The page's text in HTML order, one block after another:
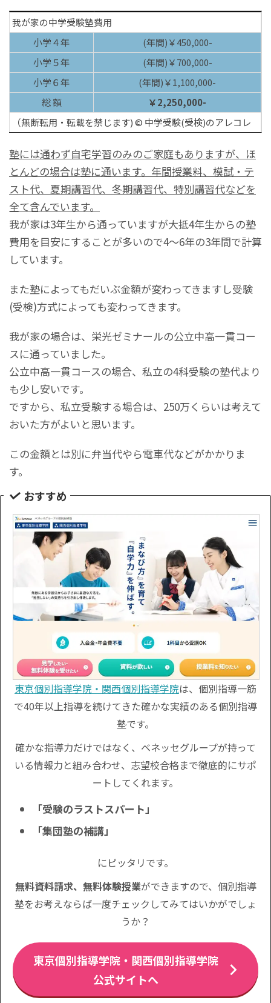
我が家の中学受験塾費用
小学４年
(年間)￥450,000-
小学５年
(年間)￥700,000-
小学６年
(年間)￥1,100,000-
総 額
￥2,250,000-
（無断転用・転載を禁じます) © 中学受験(受検)のアレコレ
塾には通わず自宅学習のみのご家庭もありますが、ほ
とんどの場合は塾に通います。年間授業料、模試・テ
スト代、夏期講習代、冬期講習代、特別講習代などを
全て含んでいます。
我が家は3年生から通っていますが大抵4年生からの塾
費用を目安にすることが多いので4～6年の3年間で計算
しています。
また塾によってもだいぶ金額が変わってきますし受験
(受検)方式によっても変わってきます。
我が家の場合は、栄光ゼミナールの公立中高一貫コー
スに通っていました。
公立中高一貫コースの場合、私立の4科受験の塾代より
も少し安いです。
ですから、私立受験する場合は、250万くらいは考えて
おいた方がよいと思います。
この金額とは別に弁当代やら電車代などがかかりま
す。
おすすめ
東京個別指導学院・関西個別指導学院は、個別指導一筋
で40年以上指導を続けてきた確かな実績のある個別指導
塾です。
確かな指導力だけではなく、ベネッセグループが持って
いる情報力と組み合わせ、志望校合格まで徹底的にサポ
ートしてくれます。
「受験のラストスパート」
「集団塾の補講」
にピッタリです。
無料資料請求、無料体験授業ができますので、個別指導
塾をお考えならば一度チェックしてみてはいかがでしょ
うか？
東京個別指導学院・関西個別指導学院
公式サイトへ